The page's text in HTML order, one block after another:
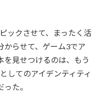
ックさせて、まったく活
からせて、ゲーム3でア
を見せつけるのは、もう
してのアイデンティティ
た。